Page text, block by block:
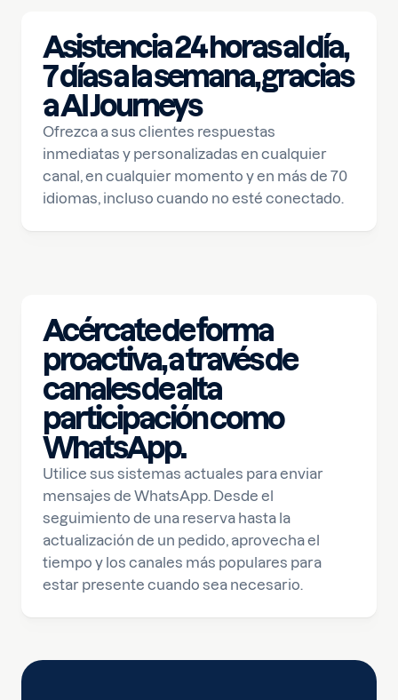
Asistencia 24 horas al día,
7 días a la semana, gracias
a AI Journeys
Ofrezca a sus clientes respuestas
inmediatas y personalizadas en cualquier
canal, en cualquier momento y en más de 70
idiomas, incluso cuando no esté conectado.
Acércate de forma
proactiva, a través de
canales de alta
participación como
WhatsApp.
Utilice sus sistemas actuales para enviar
mensajes de WhatsApp. Desde el
seguimiento de una reserva hasta la
actualización de un pedido, aprovecha el
tiempo y los canales más populares para
estar presente cuando sea necesario.